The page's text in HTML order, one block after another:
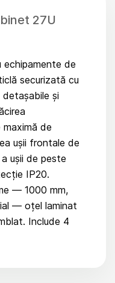
27U
echipamente de
securizată cu
detașabile și
de
ușii frontale de
ușii de peste
IP20.
— 1000 mm,
— oțel laminat
Include 4